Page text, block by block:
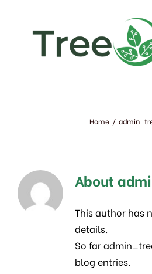
Home /
About
This author has
details.
So far
blog entries.